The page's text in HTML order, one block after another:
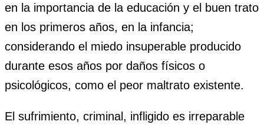
en la importancia de la educación y el buen trato
en los primeros años, en la infancia;
considerando el miedo insuperable producido
durante esos años por daños físicos o
psicológicos, como el peor maltrato existente.
El sufrimiento, criminal, infligido es irreparable